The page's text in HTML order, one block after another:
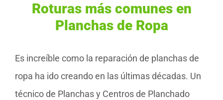
Roturas más comunes en
Planchas de Ropa
Es increíble como la reparación de planchas de
ropa ha ido creando en las últimas décadas. Un
técnico de Planchas y Centros de Planchado